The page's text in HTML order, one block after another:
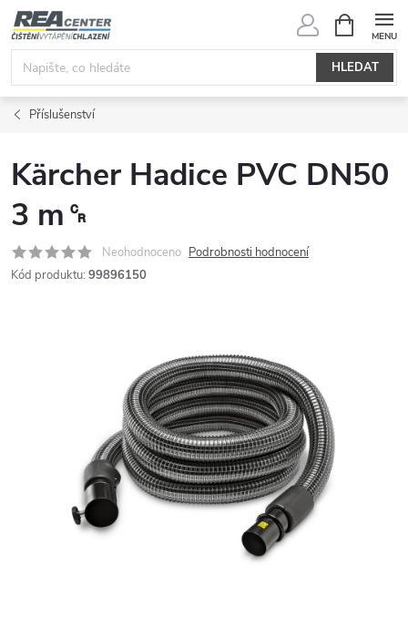
Přejít
na
obsah
HLEDAT
NÁKUPNÍ
KOŠÍK
Příslušenství
Kärcher Hadice PVC DN50
3 m␍
Neohodnoceno Podrobnosti hodnocení
Kód produktu: 99896150